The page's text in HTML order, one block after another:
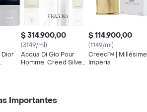
Dior
$ 314.900,00
(3149/ml)
Acqua Di Gio Pour
Homme, Creed Silver
$ 114.900,00
(1149/ml)
Creed™ | Millésime
Imperia
Importantes